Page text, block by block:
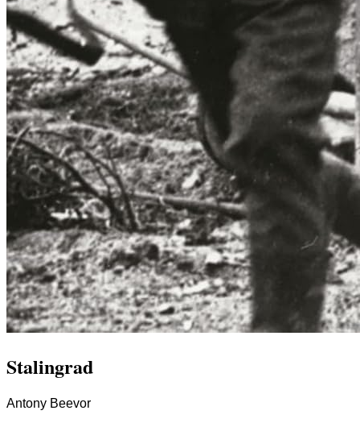
Stalingrad
Antony Beevor